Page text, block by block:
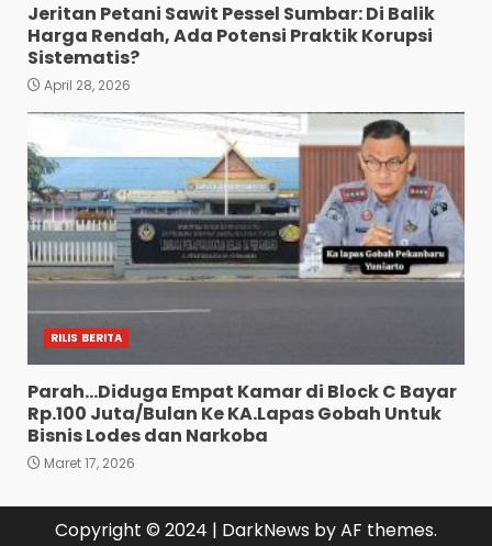
Jeritan Petani Sawit Pessel Sumbar: Di Balik
Harga Rendah, Ada Potensi Praktik Korupsi
Sistematis?
April 28, 2026
RILIS BERITA
Parah…Diduga Empat Kamar di Block C Bayar
Rp.100 Juta/Bulan Ke KA.Lapas Gobah Untuk
Bisnis Lodes dan Narkoba
Maret 17, 2026
Copyright © 2024 | DarkNews by AF themes.